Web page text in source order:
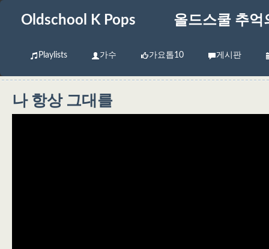
Oldschool K Pops 올드스쿨 추억
Playlists 가수 가요톱10 게시판
나 항상 그대를